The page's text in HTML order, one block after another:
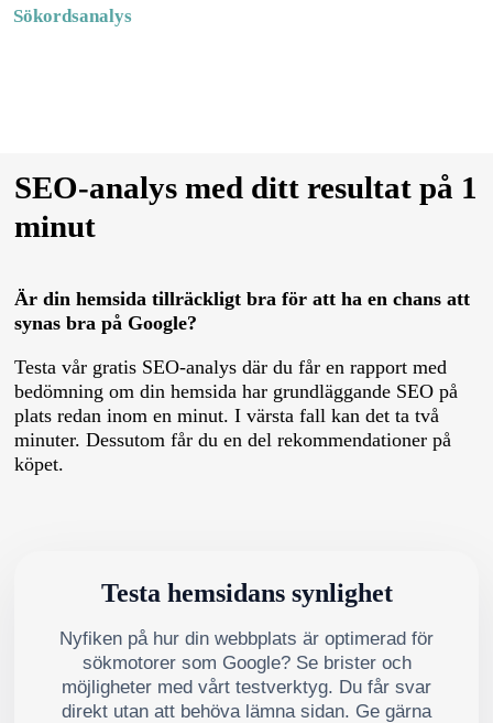
Sökordsanalys
SEO-analys med ditt resultat på 1
minut
Är din hemsida tillräckligt bra för att ha en chans att
synas bra på Google?
Testa vår gratis SEO-analys där du får en rapport med
bedömning om din hemsida har grundläggande SEO på
plats redan inom en minut. I värsta fall kan det ta två
minuter. Dessutom får du en del rekommendationer på
köpet.
Testa hemsidans synlighet
Nyfiken på hur din webbplats är optimerad för
sökmotorer som Google? Se brister och
möjligheter med vårt testverktyg. Du får svar
direkt utan att behöva lämna sidan. Ge gärna